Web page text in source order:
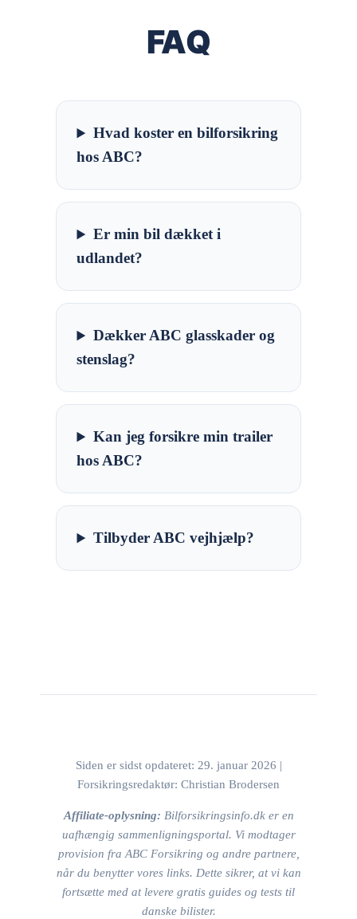
FAQ
Hvad koster en bilforsikring
hos ABC?
Er min bil dækket i
udlandet?
Dækker ABC glasskader og
stenslag?
Kan jeg forsikre min trailer
hos ABC?
Tilbyder ABC vejhjælp?
Siden er sidst opdateret: 29. januar 2026 |
Forsikringsredaktør: Christian Brodersen
Affiliate-oplysning: Bilforsikringsinfo.dk er en
uafhængig sammenligningsportal. Vi modtager
provision fra ABC Forsikring og andre partnere,
når du benytter vores links. Dette sikrer, at vi kan
fortsætte med at levere gratis guides og tests til
danske bilister.